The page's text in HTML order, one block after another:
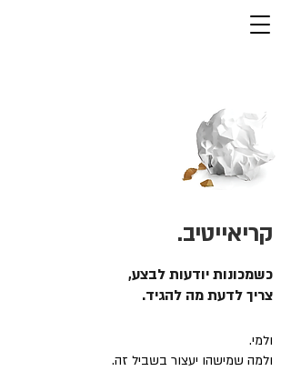
קריאייטיב.
כשמכונות יודעות לבצע,
צריך לדעת מה להגיד.
ולמי.
ולמה שמישהו יעצור בשביל זה.